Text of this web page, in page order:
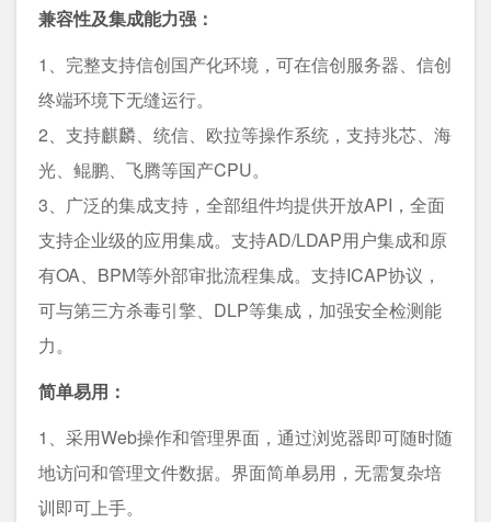
兼容性及集成能力强：
1、完整支持信创国产化环境，可在信创服务器、信创
终端环境下无缝运行。
2、支持麒麟、统信、欧拉等操作系统，支持兆芯、海
光、鲲鹏、飞腾等国产CPU。
3、广泛的集成支持，全部组件均提供开放API，全面
支持企业级的应用集成。支持AD/LDAP用户集成和原
有OA、BPM等外部审批流程集成。支持ICAP协议，
可与第三方杀毒引擎、DLP等集成，加强安全检测能
力。
简单易用：
1、采用Web操作和管理界面，通过浏览器即可随时随
地访问和管理文件数据。界面简单易用，无需复杂培
训即可上手。